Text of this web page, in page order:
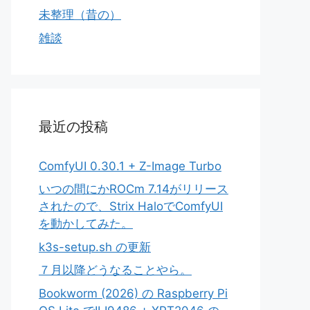
未整理（昔の）
雑談
最近の投稿
ComfyUI 0.30.1 + Z-Image Turbo
いつの間にかROCm 7.14がリリース
されたので、Strix HaloでComfyUI
を動かしてみた。
k3s-setup.sh の更新
７月以降どうなることやら。
Bookworm (2026) の Raspberry Pi